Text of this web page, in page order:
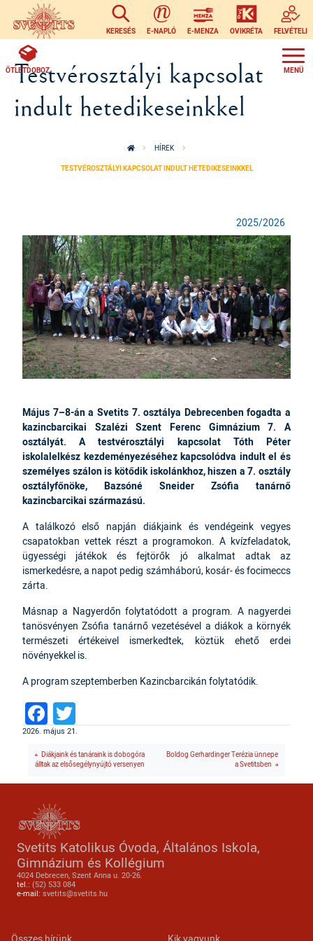
Ugrás a tartalomra
KERESÉS E-NAPLÓ E-MENZA OVIKRÉTA FELVÉTELI
ÖTLETDOBOZ
Testvérosztályi kapcsolat
indult hetedikeseinkkel
HÍREK
TESTVÉROSZTÁLYI KAPCSOLAT INDULT HETEDIKESEINKKEL
2025/2026
Május 7–8-án a Svetits 7. osztálya Debrecenben fogadta a
kazincbarcikai Szalézi Szent Ferenc Gimnázium 7. A
osztályát. A testvérosztályi kapcsolat Tóth Péter
iskolalelkész kezdeményezéséhez kapcsolódva indult el és
személyes szálon is kötődik iskolánkhoz, hiszen a 7. osztály
osztályfőnöke, Bazsóné Sneider Zsófia tanárnő
kazincbarcikai származású.
A találkozó első napján diákjaink és vendégeink vegyes
csapatokban vettek részt a programokon. A kvízfeladatok,
ügyességi játékok és fejtörők jó alkalmat adtak az
ismerkedésre, a napot pedig számháború, kosár- és focimeccs
zárta.
Másnap a Nagyerdőn folytatódott a program. A nagyerdei
tanösvényen Zsófia tanárnő vezetésével a diákok a környék
természeti értékeivel ismerkedtek, köztük ehető erdei
növényekkel is.
A program szeptemberben Kazincbarcikán folytatódik.
Facebook
2026. május 21.
Diákjaink és tanáraink is dobogóra
álltak az elsősegélynyújtó versenyen
Boldog Gerhardinger Terézia ünnepe
a Svetitsben
Svetits Katolikus Óvoda, Általános Iskola,
Gimnázium és Kollégium
4024 Debrecen, Szent Anna u. 20-26.
tel.: (52) 533 084
e-mail: svetits@svetits.hu